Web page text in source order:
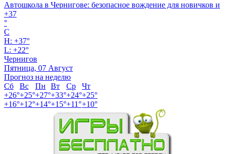
Автошкола в Чернигове: безопасное вождение для новичков и
+37
°
C
H: +37°
L: +22°
Чернигов
Пятница, 07 Август
Прогноз на неделю
Сб
Вс Пн Вт Ср
Чт
+26°+25°+27°+33°+24°+25°
+16°+12°+14°+15°+11°+10°